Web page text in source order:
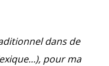
dans de
pour ma